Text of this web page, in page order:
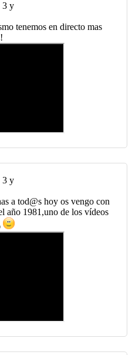
3 y
tenemos en directo mas
3 y
a tod@s hoy os vengo con
año 1981,uno de los vídeos